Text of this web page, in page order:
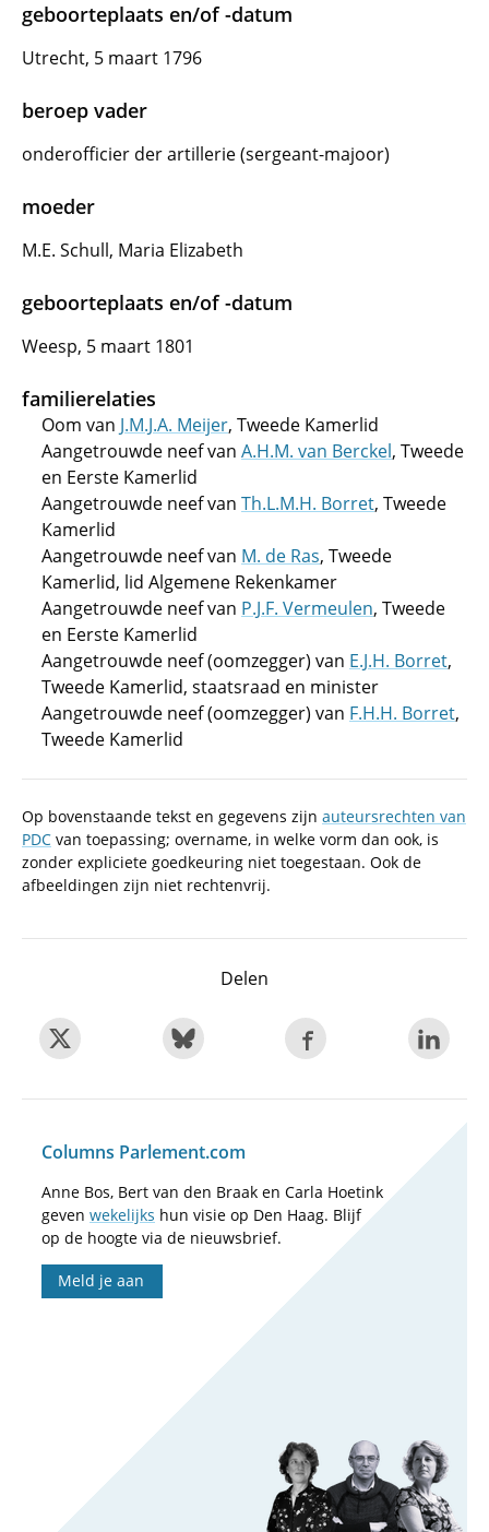
geboorteplaats en/of -datum
Utrecht, 5 maart 1796
beroep vader
onderofficier der artillerie (sergeant-majoor)
moeder
M.E. Schull, Maria Elizabeth
geboorteplaats en/of -datum
Weesp, 5 maart 1801
familierelaties
Oom van J.M.J.A. Meijer, Tweede Kamerlid
Aangetrouwde neef van A.H.M. van Berckel, Tweede
en Eerste Kamerlid
Aangetrouwde neef van Th.L.M.H. Borret, Tweede
Kamerlid
Aangetrouwde neef van M. de Ras, Tweede
Kamerlid, lid Algemene Rekenkamer
Aangetrouwde neef van P.J.F. Vermeulen, Tweede
en Eerste Kamerlid
Aangetrouwde neef (oomzegger) van E.J.H. Borret,
Tweede Kamerlid, staatsraad en minister
Aangetrouwde neef (oomzegger) van F.H.H. Borret,
Tweede Kamerlid
Op bovenstaande tekst en gegevens zijn auteursrechten van
PDC van toepassing; overname, in welke vorm dan ook, is
zonder expliciete goedkeuring niet toegestaan. Ook de
afbeeldingen zijn niet rechtenvrij.
Delen
Columns Parlement.com
Anne Bos, Bert van den Braak en Carla Hoetink
geven wekelijks hun visie op Den Haag. Blijf
op de hoogte via de nieuwsbrief.
Meld je aan